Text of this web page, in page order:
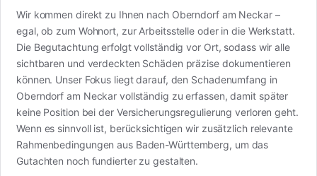
Wir kommen direkt zu Ihnen nach Oberndorf am Neckar –
egal, ob zum Wohnort, zur Arbeitsstelle oder in die Werkstatt.
Die Begutachtung erfolgt vollständig vor Ort, sodass wir alle
sichtbaren und verdeckten Schäden präzise dokumentieren
können. Unser Fokus liegt darauf, den Schadenumfang in
Oberndorf am Neckar vollständig zu erfassen, damit später
keine Position bei der Versicherungsregulierung verloren geht.
Wenn es sinnvoll ist, berücksichtigen wir zusätzlich relevante
Rahmenbedingungen aus Baden-Württemberg, um das
Gutachten noch fundierter zu gestalten.